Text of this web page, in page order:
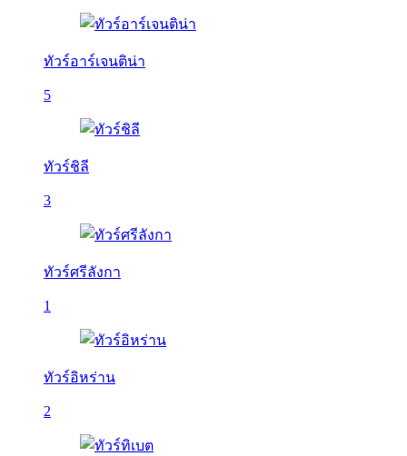
ทัวร์อาร์เจนติน่า
5
ทัวร์ชิลี
3
ทัวร์ศรีลังกา
1
ทัวร์อิหร่าน
2